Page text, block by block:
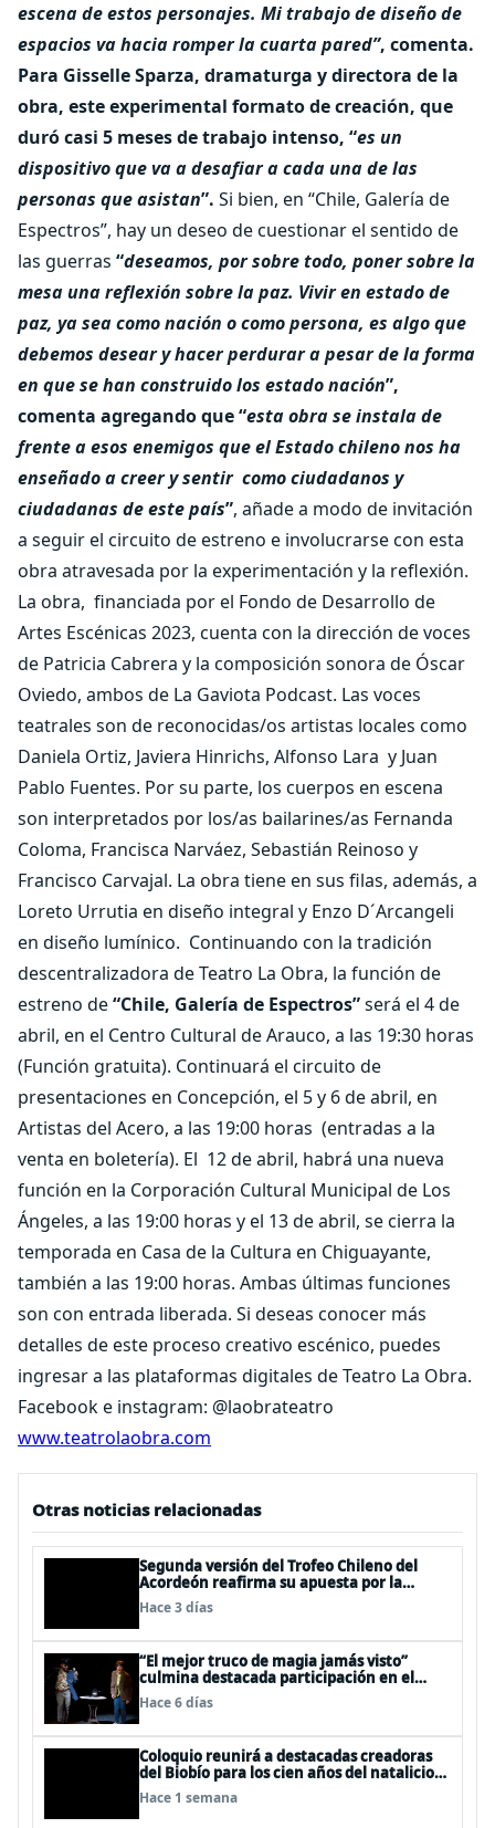
escena de estos personajes. Mi trabajo de diseño de
espacios va hacia romper la cuarta pared”, comenta.
Para Gisselle Sparza, dramaturga y directora de la
obra, este experimental formato de creación, que
duró casi 5 meses de trabajo intenso, “es un
dispositivo que va a desafiar a cada una de las
personas que asistan”. Si bien, en “Chile, Galería de
Espectros”, hay un deseo de cuestionar el sentido de
las guerras “deseamos, por sobre todo, poner sobre la
mesa una reflexión sobre la paz. Vivir en estado de
paz, ya sea como nación o como persona, es algo que
debemos desear y hacer perdurar a pesar de la forma
en que se han construido los estado nación”,
comenta agregando que “esta obra se instala de
frente a esos enemigos que el Estado chileno nos ha
enseñado a creer y sentir como ciudadanos y
ciudadanas de este país”, añade a modo de invitación
a seguir el circuito de estreno e involucrarse con esta
obra atravesada por la experimentación y la reflexión.
La obra, financiada por el Fondo de Desarrollo de
Artes Escénicas 2023, cuenta con la dirección de voces
de Patricia Cabrera y la composición sonora de Óscar
Oviedo, ambos de La Gaviota Podcast. Las voces
teatrales son de reconocidas/os artistas locales como
Daniela Ortiz, Javiera Hinrichs, Alfonso Lara y Juan
Pablo Fuentes. Por su parte, los cuerpos en escena
son interpretados por los/as bailarines/as Fernanda
Coloma, Francisca Narváez, Sebastián Reinoso y
Francisco Carvajal. La obra tiene en sus filas, además, a
Loreto Urrutia en diseño integral y Enzo D´Arcangeli
en diseño lumínico. Continuando con la tradición
descentralizadora de Teatro La Obra, la función de
estreno de“Chile, Galería de Espectros”será el 4 de
abril, en el Centro Cultural de Arauco, a las 19:30 horas
(Función gratuita). Continuará el circuito de
presentaciones en Concepción, el 5 y 6 de abril, en
Artistas del Acero, a las 19:00 horas (entradas a la
venta en boletería). El 12 de abril, habrá una nueva
función en la Corporación Cultural Municipal de Los
Ángeles, a las 19:00 horas y el 13 de abril, se cierra la
temporada en Casa de la Cultura en Chiguayante,
también a las 19:00 horas. Ambas últimas funciones
son con entrada liberada. Si deseas conocer más
detalles de este proceso creativo escénico, puedes
ingresar a las plataformas digitales de Teatro La Obra.
Facebook e instagram: @laobrateatro
www.teatrolaobra.com
Otras noticias relacionadas
Segunda versión del Trofeo Chileno del
Acordeón reafirma su apuesta por la
profesionalización del instrumento en
Chile
Hace 3 días
“El mejor truco de magia jamás visto”
culmina destacada participación en el
Festival Off Avignon 2026
Hace 6 días
Coloquio reunirá a destacadas creadoras
del Biobío para los cien años del natalicio
del artista textil y artesano tomecino
Héctor Herrera “El Pajarero”
Hace 1 semana